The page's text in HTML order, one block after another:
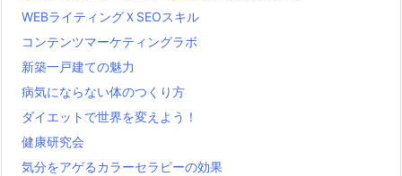
WEBライティングＸSEOスキル
コンテンツマーケティングラボ
新築一戸建ての魅力
病気にならない体のつくり方
ダイエットで世界を変えよう！
健康研究会
気分をアゲるカラーセラピーの効果